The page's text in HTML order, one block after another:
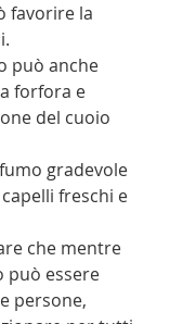
favorire la
può anche
forfora e
del cuoio
gradevole
freschi e
che mentre
può essere
persone,